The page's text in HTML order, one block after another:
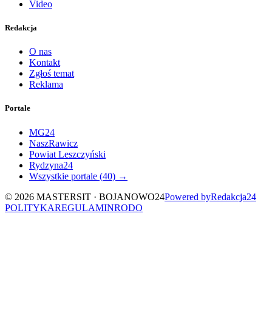
Video
Redakcja
O nas
Kontakt
Zgłoś temat
Reklama
Portale
MG24
NaszRawicz
Powiat Leszczyński
Rydzyna24
Wszystkie portale (40) →
© 2026 MASTERSIT · BOJANOWO24Powered byRedakcja24
POLITYKAREGULAMINRODO